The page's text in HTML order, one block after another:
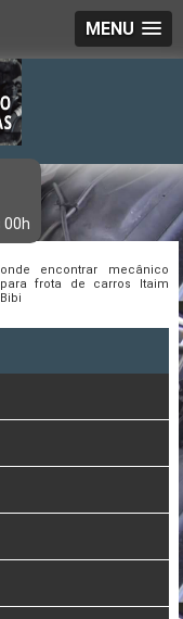
MENU
onde encontrar mecânico
para frota de carros Itaim
Bibi